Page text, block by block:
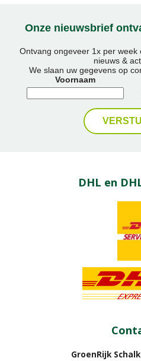
Onze nieuwsbrief
Ontvang ongeveer 1x per week
nieuws &
We slaan uw gegevens op
Voornaam
DHL en
GroenRijk